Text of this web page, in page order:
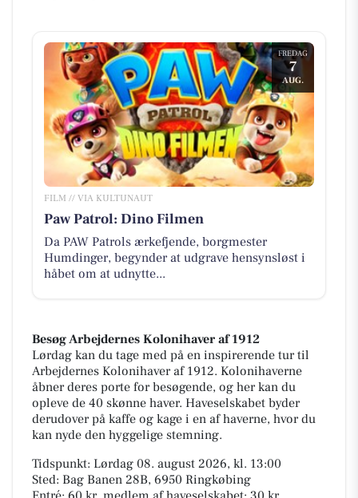
FREDAG
7
AUG.
FILM // VIA KULTUNAUT
Paw Patrol: Dino Filmen
Da PAW Patrols ærkefjende, borgmester
Humdinger, begynder at udgrave hensynsløst i
håbet om at udnytte...
Besøg Arbejdernes Kolonihaver af 1912
Lørdag kan du tage med på en inspirerende tur til
Arbejdernes Kolonihaver af 1912. Kolonihaverne
åbner deres porte for besøgende, og her kan du
opleve de 40 skønne haver. Haveselskabet byder
derudover på kaffe og kage i en af haverne, hvor du
kan nyde den hyggelige stemning.
Tidspunkt: Lørdag 08. august 2026, kl. 13:00
Sted: Bag Banen 28B, 6950 Ringkøbing